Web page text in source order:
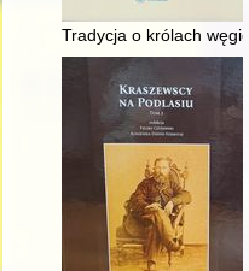
Tradycja o królach